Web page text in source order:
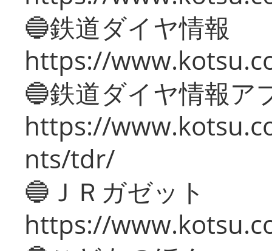
🔵鉄道ダイヤ情報
https://
🔵鉄道ダイヤ情報ア
https://
nts/tdr/
🔵ＪＲガゼット
https://